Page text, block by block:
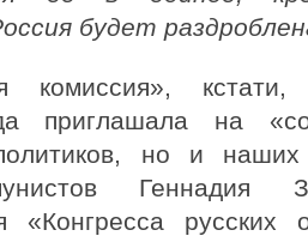
будет
комиссия»,
приглашала на
но и наших
Геннадия
«Конгресса